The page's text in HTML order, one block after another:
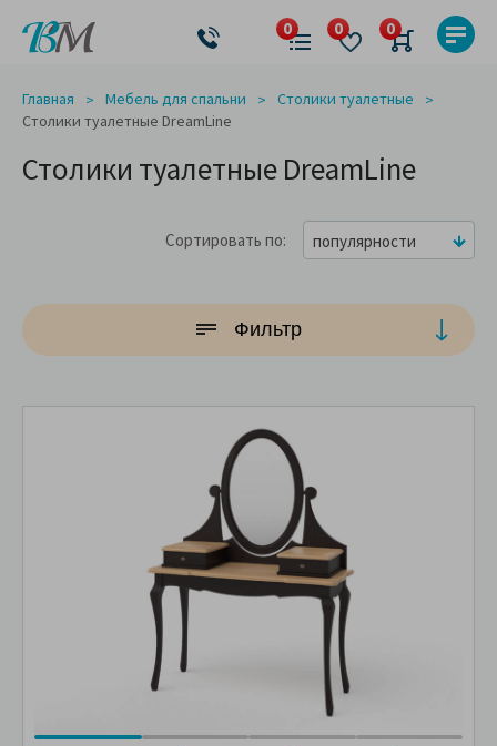
Главная Мебель для спальни
Столики туалетные
Столики туалетные DreamLine
Столики туалетные DreamLine
Сортировать по популярности
Фильтр